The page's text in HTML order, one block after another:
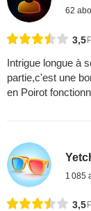
62
3,5
Intrigue longue à
partie,c'est une
en Poirot
1 085
3,5